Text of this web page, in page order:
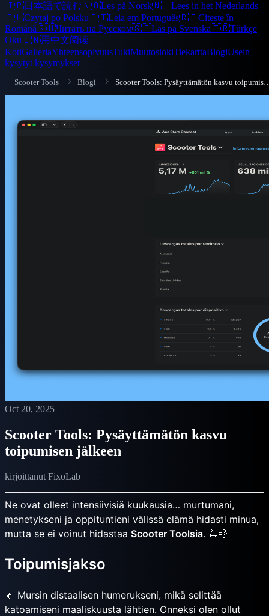
🇯🇵日本語で読む🇳🇴Les på Norsk🇳🇱Lees in het Nederlands
🇵🇱Czytaj po Polsku🇵🇹Leia em Português🇷🇴Citește în
Română🇷🇺Читать на Русском🇸🇪Läs på Svenska🇹🇷Türkçe
Oku🇨🇳用中文阅读
KotiGalleriaYhteensopivuusTukiMuutoslokiTiekarttaBlogiUsein
kysytyt kysymykset
Scooter Tools Blogi Scooter Tools: Pysäyttämätön
Oct 20, 2025
Scooter Tools: Pysäyttämätön kasvu
toipumisen jälkeen
kirjoittanut FixoLab
Ne ovat olleet intensiivisiä kuukausia… murtumani,
menetykseni ja oppituntieni välissä elämä hidasti minua,
mutta se ei voinut hidastaa Scooter Toolsia. 🛴💨
Toipumisjakso
🔸 Mursin distaalisen humerukseni, mikä selittää
katoamiseni maaliskuusta lähtien. Onneksi olen ollut